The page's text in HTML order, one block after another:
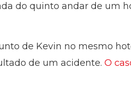
do quinto andar de um
de Kevin no mesmo
de um acidente. O